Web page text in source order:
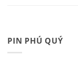
PIN PHÚ QUÝ